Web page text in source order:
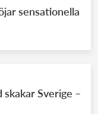
sensationella
Sverige –